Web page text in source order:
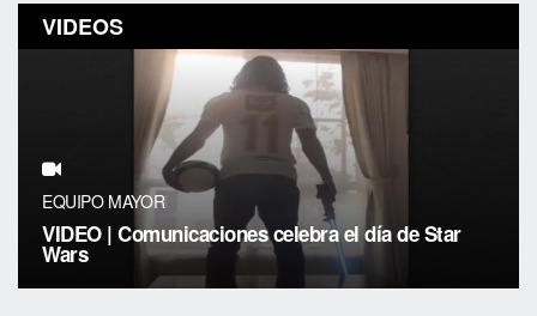
VIDEOS
EQUIPO MAYOR
VIDEO | Comunicaciones celebra el día de Star
Wars